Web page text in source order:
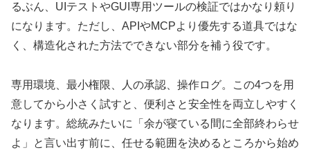
るぶん、UIテストやGUI専用ツールの検証ではかなり頼り
になります。ただし、APIやMCPより優先する道具ではな
く、構造化された方法でできない部分を補う役です。
専用環境、最小権限、人の承認、操作ログ。この4つを用
意してから小さく試すと、便利さと安全性を両立しやすく
なります。総統みたいに「余が寝ている間に全部終わらせ
よ」と言い出す前に、任せる範囲を決めるところから始め